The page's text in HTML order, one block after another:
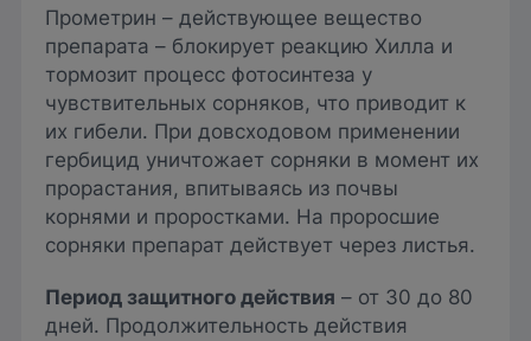
Прометрин – действующее вещество
препарата – блокирует реакцию Хилла и
тормозит процесс фотосинтеза у
чувствительных сорняков, что приводит к
их гибели. При довсходовом применении
гербицид уничтожает сорняки в момент их
прорастания, впитываясь из почвы
корнями и проростками. На проросшие
сорняки препарат действует через листья.
Период защитного действия – от 30 до 80
дней. Продолжительность действия